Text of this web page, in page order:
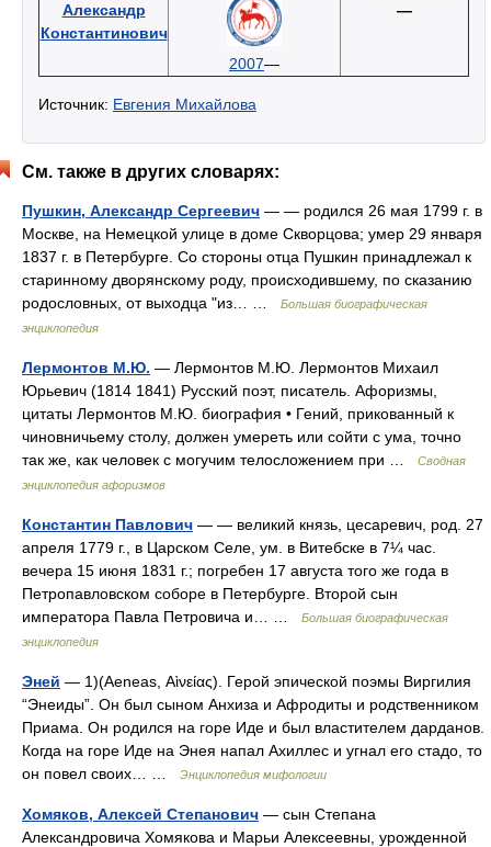
Александр
Константинович
2007—
—
Источник: Евгения Михайлова
См. также в других словарях:
Пушкин, Александр Сергеевич — — родился 26 мая 1799 г. в
Москве, на Немецкой улице в доме Скворцова; умер 29 января
1837 г. в Петербурге. Со стороны отца Пушкин принадлежал к
старинному дворянскому роду, происходившему, по сказанию
родословных, от выходца "из… …
Большая биографическая
энциклопедия
Лермонтов М.Ю. — Лермонтов М.Ю. Лермонтов Михаил
Юрьевич (1814 1841) Русский поэт, писатель. Афоризмы,
цитаты Лермонтов М.Ю. биография • Гений, прикованный к
чиновничьему столу, должен умереть или сойти с ума, точно
так же, как человек с могучим телосложением при …
Сводная
энциклопедия афоризмов
Константин Павлович — — великий князь, цесаревич, род. 27
апреля 1779 г., в Царском Селе, ум. в Витебске в 7¼ час.
вечера 15 июня 1831 г.; погребен 17 августа того же года в
Петропавловском соборе в Петербурге. Второй сын
императора Павла Петровича и… …
Большая биографическая
энциклопедия
Эней — 1)(Aeneas, Αὶνείας). Герой эпической поэмы Виргилия
“Энеиды”. Он был сыном Анхиза и Афродиты и родственником
Приама. Он родился на горе Иде и был властителем дарданов.
Когда на горе Иде на Энея напал Ахиллес и угнал его стадо, то
он повел своих… …
Энциклопедия мифологии
Хомяков, Алексей Степанович — сын Степана
Александровича Хомякова и Марьи Aлексеевны, урожденной